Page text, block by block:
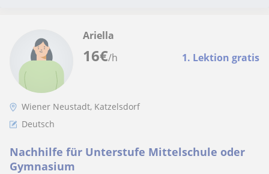
16€/h 1. Lektion gratis
Ariella
Wiener Neustadt, Katzelsdorf
Deutsch
Nachhilfe für Unterstufe Mittelschule oder
Gymnasium